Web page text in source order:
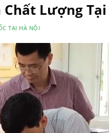
Chất Lượng
TẠI HÀ NỘI